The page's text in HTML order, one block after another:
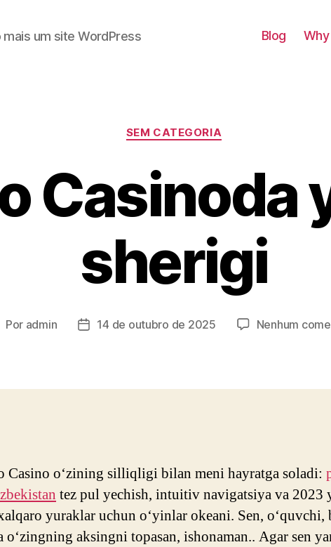
mais um site WordPress Blog
Categorias
SEM CATEGORIA
Casinoda
sherigi
Por admin
Data14 de outubro de 2025 Nenhum
Casino o‘zining silliqligi bilan meni hayratga soladi:
tez pul yechish, intuitiv navigatsiya va 2023
yuraklar uchun o‘yinlar okeani. Sen, o‘quvchi,
o‘zingning aksingni topasan, ishonaman.. Agar sen